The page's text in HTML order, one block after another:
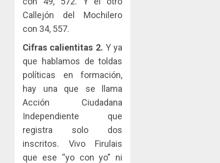
Callejón del Mochilero
con 34, 557.
Cifras calientitas 2. Y ya
que hablamos de toldas
políticas en formación,
hay una que se llama
Acción Ciudadana
Independiente que
registra solo dos
inscritos. Vivo Firulais
que ese “yo con yo” ni